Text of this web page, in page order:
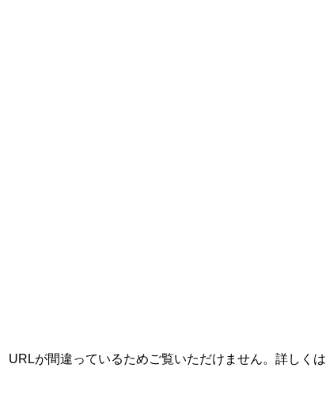
が間違っているためご覧いただけません。詳しくは